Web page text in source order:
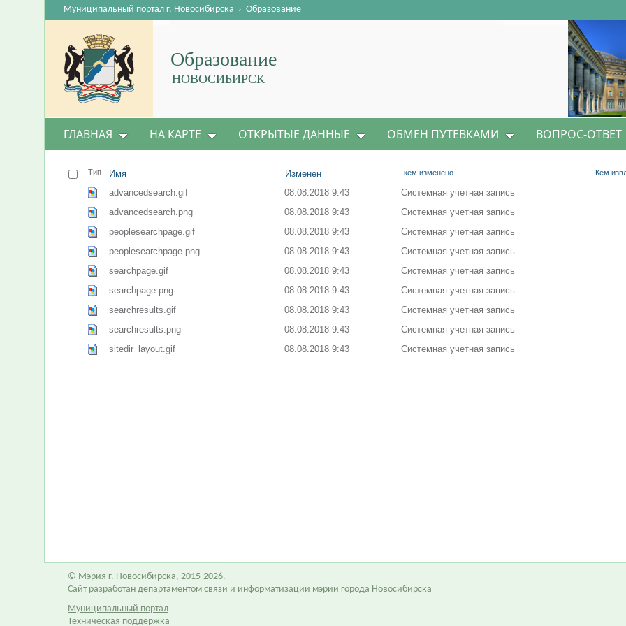
Образование
НОВОСИБИРСК
Муниципальный портал г. Новосибирска › Образование
ГЛАВНАЯ НА КАРТЕ ОТКРЫТЫЕ ДАННЫЕ ОБМЕН ПУТЕВКАМИ ВОПРОС-ОТВЕТ
Тип Имя Изменен кем изменено Кем
advancedsearch.gif 08.08.2018 9:43
Системная учетная запись
advancedsearch.png
08.08.2018 9:43
Системная учетная запись
peoplesearchpage.gif
08.08.2018 9:43
Системная учетная запись
peoplesearchpage.png
08.08.2018 9:43
Системная учетная запись
searchpage.gif
08.08.2018 9:43
Системная учетная запись
searchpage.png
08.08.2018 9:43
Системная учетная запись
searchresults.gif
08.08.2018 9:43
Системная учетная запись
searchresults.png
08.08.2018 9:43
Системная учетная запись
sitedir_layout.gif
08.08.2018 9:43 Системная учетная запись
© Мэрия г. Новосибирска, 2015-2026.
Сайт разработан департаментом связи и информатизации мэрии города Новосибирска
Муниципальный портал
Техническая поддержка